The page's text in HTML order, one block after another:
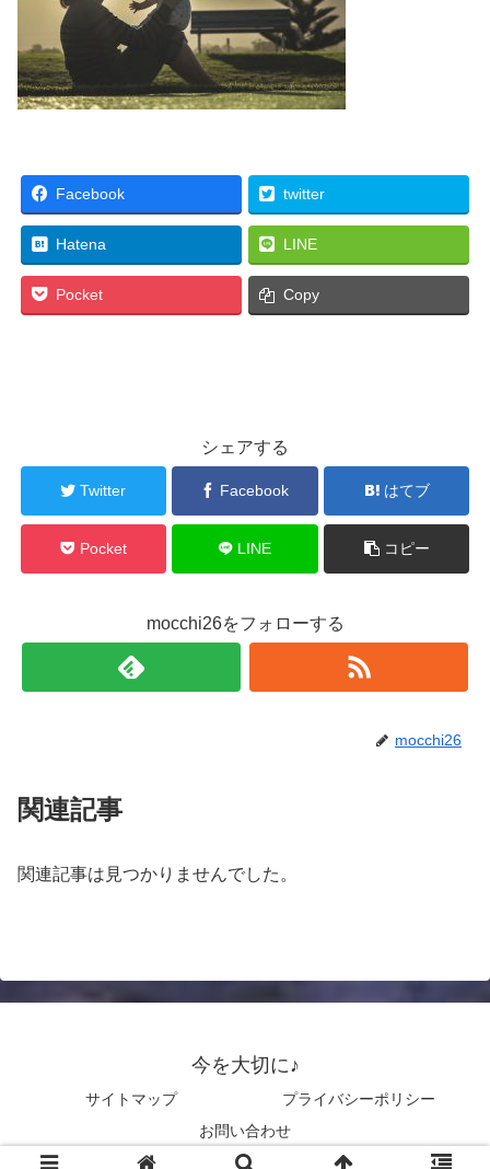
Facebook twitter
Hatena LINE
Pocket Copy
シェアする
Twitter Facebook はてブ
Pocket LINE コピー
mocchi26をフォローする
mocchi26
関連記事
関連記事は見つかりませんでした。
今を大切に♪
サイトマップ
プライバシーポリシー
お問い合わせ